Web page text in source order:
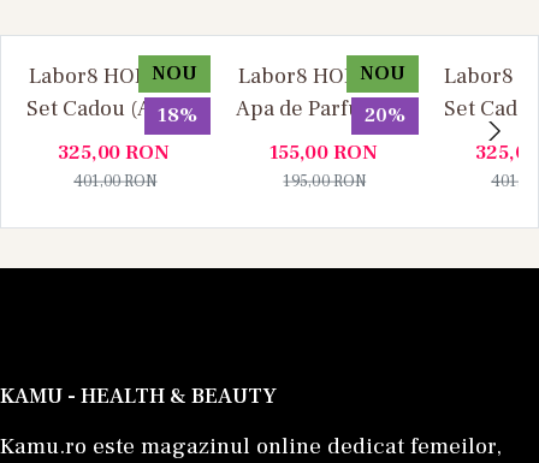
NOU
18%
Labor8 HOD 881 -
Set Cadou (Apa de
Parfum 100 ml +
Apa de Parfum 10
325,00RON
401,00RON
NOU
20%
Labor8 HOD 881 -
Apa de Parfum, 30
ml, Unisex
155,00RON
195,00RON
Labor8
Set
Parfum
Apa de
KAMU - HEALTH & BEAUTY
Kamu.ro este magazinul online dedicat femeilor,